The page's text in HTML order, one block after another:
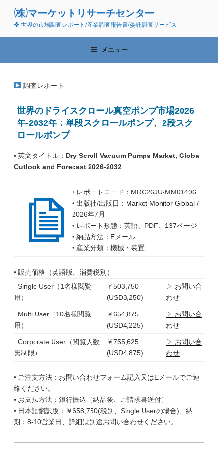
ン
(株)マーケットリサーチセンター
❖ 世界の市場調査レポート/産業調査報告書/委託調査サービス
メニュー
調査レポート
世界のドライスクロール真空ポンプ市場2026
年-2032年：単段スクロールポンプ、2段スク
ロールポンプ
• 英文タイトル： Dry Scroll Vacuum Pumps Market, Global
Outlook and Forecast 2026-2032
• レポートコード：MRC26JU-MM01496
• 出版社/出版日： Market Monitor Global/
2026年7月
• レポート形態：英語、PDF、137ページ
• 納品方法：Eメール
• 産業分類：機械・装置
• 販売価格（英語版、消費税別）
Single User（1名様閲覧
用）
￥503,750
(USD3,250)
▷ お問い合
わせ
Multi User（10名様閲覧
用）
￥654,875
(USD4,225)
▷ お問い合
わせ
Corporate User（閲覧人数
無制限）
￥755,625
(USD4,875)
▷ お問い合
わせ
• ご注文方法：お問い合わせフォーム記入又はEメールでご連
絡ください。
• お支払方法：銀行振込（納品後、ご請求書送付）
• 日本語翻訳版：￥658,750(税別、Single Userの場合)、納
期：8-10営業日、詳細は別途お問い合わせください。